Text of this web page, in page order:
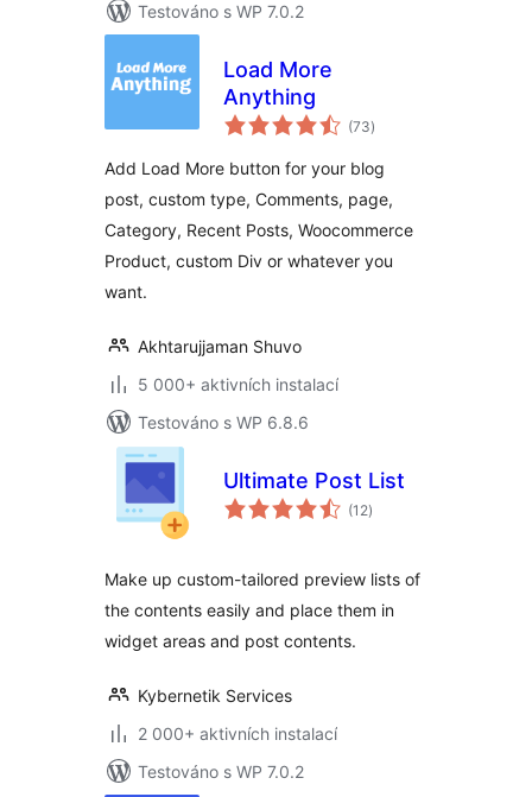
Testováno s WP 7.0.2
Load More
Anything
(73celkové
hodnocení
)
Add Load More button for your blog
post, custom type, Comments, page,
Category, Recent Posts, Woocommerce
Product, custom Div or whatever you
want.
Akhtarujjaman Shuvo
5 000+ aktivních instalací
Testováno s WP 6.8.6
Ultimate Post List
(12celkové
hodnocení
)
Make up custom-tailored preview lists of
the contents easily and place them in
widget areas and post contents.
Kybernetik Services
2 000+ aktivních instalací
Testováno s WP 7.0.2